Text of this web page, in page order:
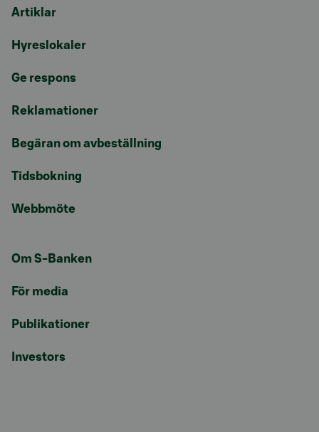
Artiklar
Hyreslokaler
Ge respons
Reklamationer
Begäran om avbeställning
Tidsbokning
Webbmöte
Om S-Banken
För media
Publikationer
Investors